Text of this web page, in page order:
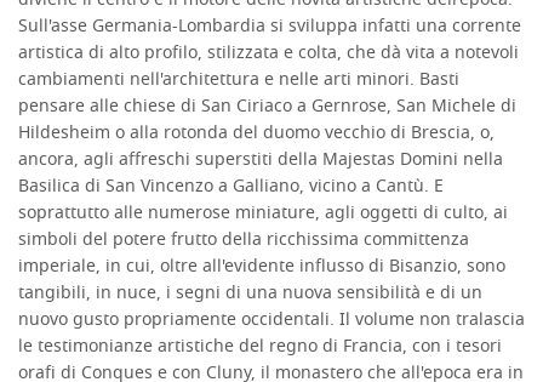
Sull'asse Germania-Lombardia si sviluppa infatti una corrente
artistica di alto profilo, stilizzata e colta, che dà vita a notevoli
cambiamenti nell'architettura e nelle arti minori. Basti
pensare alle chiese di San Ciriaco a Gernrose, San Michele di
Hildesheim o alla rotonda del duomo vecchio di Brescia, o,
ancora, agli affreschi superstiti della Majestas Domini nella
Basilica di San Vincenzo a Galliano, vicino a Cantù. E
soprattutto alle numerose miniature, agli oggetti di culto, ai
simboli del potere frutto della ricchissima committenza
imperiale, in cui, oltre all'evidente influsso di Bisanzio, sono
tangibili, in nuce, i segni di una nuova sensibilità e di un
nuovo gusto propriamente occidentali. Il volume non tralascia
le testimonianze artistiche del regno di Francia, con i tesori
orafi di Conques e con Cluny, il monastero che all'epoca era in